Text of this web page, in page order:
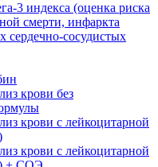
3 индекса (оценка риска
смерти, инфаркта
сердечно-сосудистых
крови без
крови с лейкоцитарной
крови с лейкоцитарной